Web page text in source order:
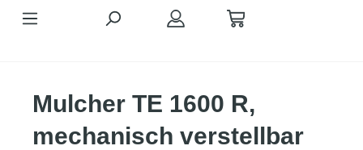
Mulcher TE 1600 R,
mechanisch verstellbar